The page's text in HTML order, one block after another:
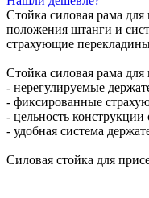
Стойка силовая рама
положения штанги и
страхующие
Стойка силовая рама
- нерегулируемые
- фиксированные
- цельность конструкции
- удобная система
Силовая стойка для